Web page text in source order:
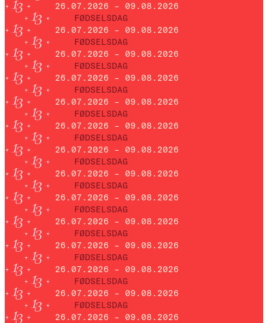
26.07.2026 – 09.08.2026
FØDSELSDAG
26.07.2026 – 09.08.2026
FØDSELSDAG
26.07.2026 – 09.08.2026
FØDSELSDAG
26.07.2026 – 09.08.2026
FØDSELSDAG
26.07.2026 – 09.08.2026
FØDSELSDAG
26.07.2026 – 09.08.2026
FØDSELSDAG
26.07.2026 – 09.08.2026
FØDSELSDAG
26.07.2026 – 09.08.2026
FØDSELSDAG
26.07.2026 – 09.08.2026
FØDSELSDAG
26.07.2026 – 09.08.2026
FØDSELSDAG
26.07.2026 – 09.08.2026
FØDSELSDAG
26.07.2026 – 09.08.2026
FØDSELSDAG
26.07.2026 – 09.08.2026
FØDSELSDAG
26.07.2026 – 09.08.2026